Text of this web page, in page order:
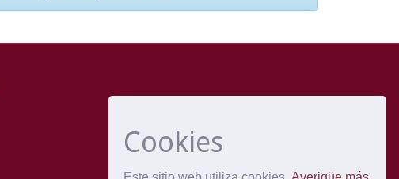
Cookies